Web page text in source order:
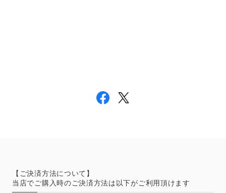
【ご決済方法について】
当店でご購入時のご決済方法は以下がご利用頂けます